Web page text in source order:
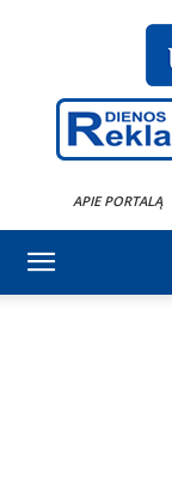
APIE PORTALĄ